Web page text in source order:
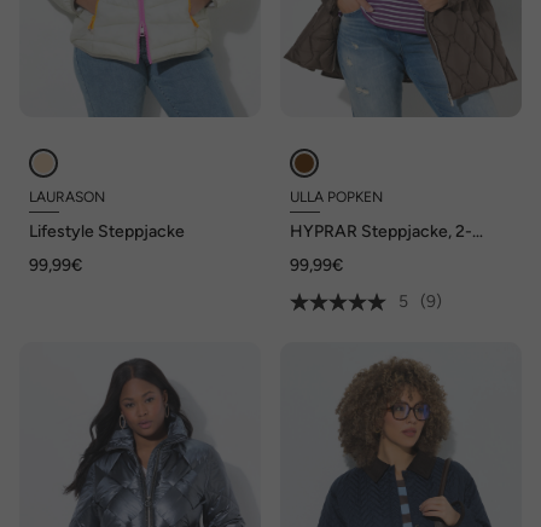
LAURASON
Lifestyle Steppjacke
99,99€
ULLA POPKEN
HYPRAR Steppjacke, 2-
99,99€
5
(9)